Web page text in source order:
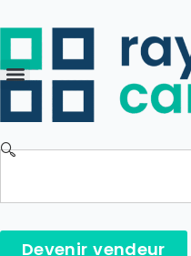
Devenir vendeur